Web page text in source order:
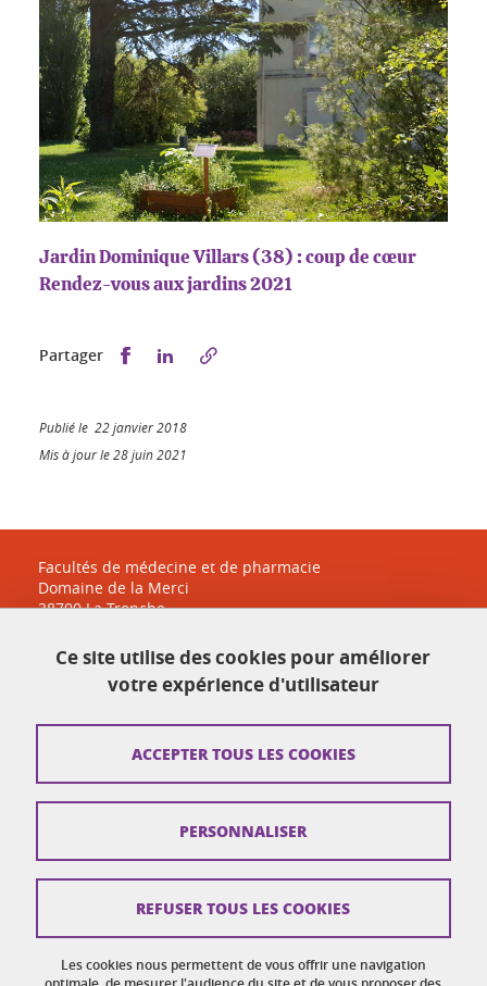
Jardin Dominique Villars (38) : coup de cœur
Rendez-vous aux jardins 2021
Partager Partager sur Facebook
Partager sur LinkedIn
Publié le 22 janvier 2018
Mis à jour le 28 juin 2021
Facultés de médecine et de pharmacie
Domaine de la Merci
38700 La Tronche
sante-accueil@univ-grenoble-alpes.fr
04 38 38 83 30
Crédits
Réclamation / Suggestion d'amélioration
Données personnelles
Gestion des cookies
Ce site utilise des cookies pour améliorer
votre expérience d'utilisateur
Les cookies nous permettent de vous offrir une navigation
ACCEPTER TOUS LES COOKIES
REFUSER TOUS LES COOKIES
PERSONNALISER